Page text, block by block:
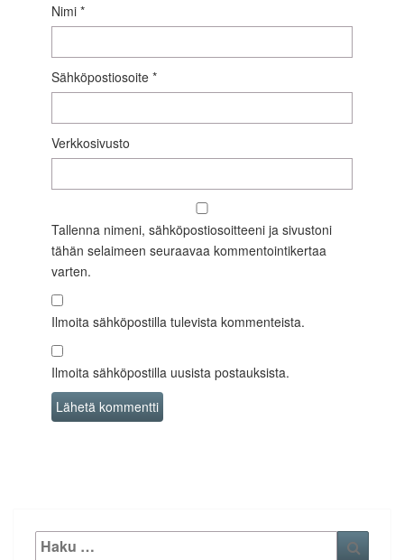
Nimi *
Sähköpostiosoite *
Verkkosivusto
Tallenna nimeni, sähköpostiosoitteeni ja sivustoni
tähän selaimeen seuraavaa kommentointikertaa
varten.
Ilmoita sähköpostilla tulevista kommenteista.
Ilmoita sähköpostilla uusista postauksista.
Etsi: